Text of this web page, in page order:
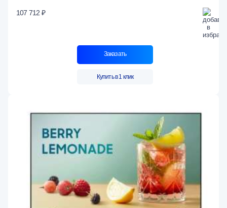
107 712 ₽
Заказать
Купить в 1 клик